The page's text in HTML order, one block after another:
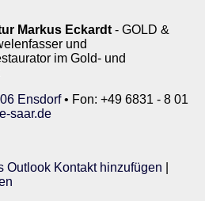
Markus Eckardt - GOLD &
und
im Gold- und
Ensdorf• Fon: +49 6831 - 8 01
saar.de
Outlook Kontakt hinzufügen